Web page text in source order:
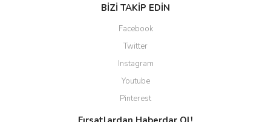
BİZİ TAKİP EDİN
Facebook
Twitter
Instagram
Youtube
Pinterest